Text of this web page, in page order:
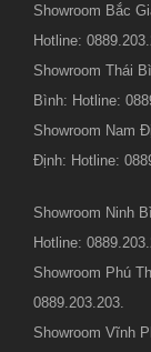
Showroom Bắc
Hotline:
Showroom Thái
Bình: Hotline:
Showroom Nam
Định: Hotline:
Showroom Ninh
Hotline:
Showroom Phú
0889.203.203.
Showroom Vĩnh